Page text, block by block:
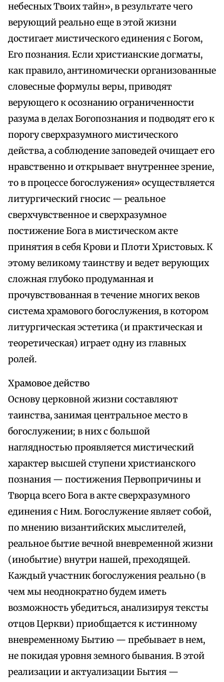
небесных Твоих тайн», в результате чего
верующий реально еще в этой жизни
достигает мистического единения с Богом,
Его познания. Если христианские догматы,
как правило, антиномически организованные
словесные формулы веры, приводят
верующего к осознанию ограниченности
разума в делах Богопознания и подводят его к
порогу сверхразумного мистического
действа, а соблюдение заповедей очищает его
нравственно и открывает внутреннее зрение,
то в процессе богослужения» осуществляется
литургический гносис — реальное
сверхчувственное и сверхразумное
постижение Бога в мистическом акте
принятия в себя Крови и Плоти Христовых. К
этому великому таинству и ведет верующих
сложная глубоко продуманная и
прочувствованная в течение многих веков
система храмового богослужения, в котором
литургическая эстетика (и практическая и
теоретическая) играет одну из главных
ролей.
Храмовое действо
Основу церковной жизни составляют
таинства, занимая центральное место в
богослужении; в них с большой
наглядностью проявляется мистический
характер высшей ступени христианского
познания — постижения Первопричины и
Творца всего Бога в акте сверхразумного
единения с Ним. Богослужение являет собой,
по мнению византийских мыслителей,
реальное бытие вечной вневременной жизни
(инобытие) внутри нашей, преходящей.
Каждый участник богослужения реально (в
чем мы неоднократно будем иметь
возможность убедиться, анализируя тексты
отцов Церкви) приобщается к истинному
вневременному Бытию — пребывает в нем,
не покидая уровня земного бывания. В этой
реализации и актуализации Бытия —